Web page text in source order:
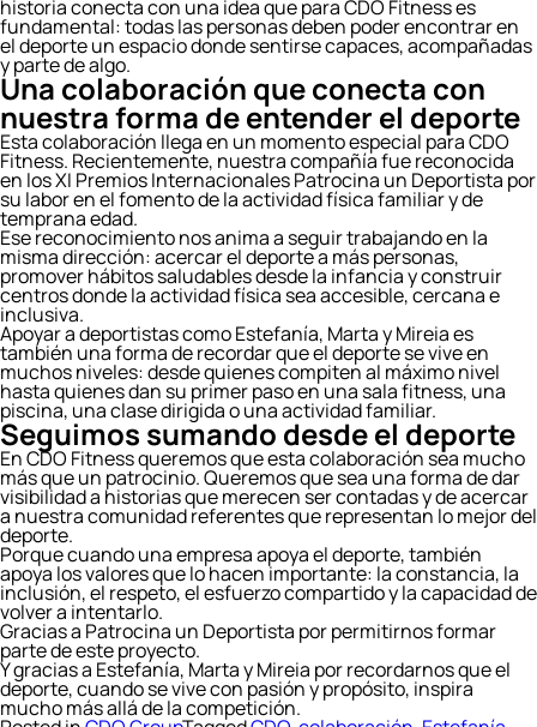
historia conecta con una idea que para CDO Fitness es
fundamental: todas las personas deben poder encontrar en
el deporte un espacio donde sentirse capaces, acompañadas
y parte de algo.
Una colaboración que conecta con
nuestra forma de entender el deporte
Esta colaboración llega en un momento especial para CDO
Fitness. Recientemente, nuestra compañía fue reconocida
en los XI Premios Internacionales Patrocina un Deportista por
su labor en el fomento de la actividad física familiar y de
temprana edad.
Ese reconocimiento nos anima a seguir trabajando en la
misma dirección: acercar el deporte a más personas,
promover hábitos saludables desde la infancia y construir
centros donde la actividad física sea accesible, cercana e
inclusiva.
Apoyar a deportistas como Estefanía, Marta y Mireia es
también una forma de recordar que el deporte se vive en
muchos niveles: desde quienes compiten al máximo nivel
hasta quienes dan su primer paso en una sala fitness, una
piscina, una clase dirigida o una actividad familiar.
Seguimos sumando desde el deporte
En CDO Fitness queremos que esta colaboración sea mucho
más que un patrocinio. Queremos que sea una forma de dar
visibilidad a historias que merecen ser contadas y de acercar
a nuestra comunidad referentes que representan lo mejor del
deporte.
Porque cuando una empresa apoya el deporte, también
apoya los valores que lo hacen importante: la constancia, la
inclusión, el respeto, el esfuerzo compartido y la capacidad de
volver a intentarlo.
Gracias a Patrocina un Deportista por permitirnos formar
parte de este proyecto.
Y gracias a Estefanía, Marta y Mireia por recordarnos que el
deporte, cuando se vive con pasión y propósito, inspira
mucho más allá de la competición.